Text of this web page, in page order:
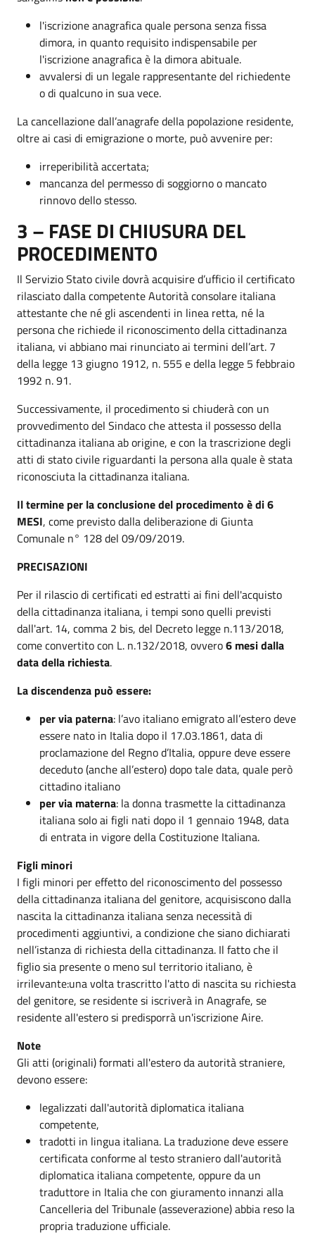
l'iscrizione anagrafica quale persona senza fissa
dimora, in quanto requisito indispensabile per
l'iscrizione anagrafica è la dimora abituale.
avvalersi di un legale rappresentante del richiedente
o di qualcuno in sua vece.
La cancellazione dall’anagrafe della popolazione residente,
oltre ai casi di emigrazione o morte, può avvenire per:
irreperibilità accertata;
mancanza del permesso di soggiorno o mancato
rinnovo dello stesso.
3 – FASE DI CHIUSURA DEL
PROCEDIMENTO
Il Servizio Stato civile dovrà acquisire d’ufficio il certificato
rilasciato dalla competente Autorità consolare italiana
attestante che né gli ascendenti in linea retta, né la
persona che richiede il riconoscimento della cittadinanza
italiana, vi abbiano mai rinunciato ai termini dell’art. 7
della legge 13 giugno 1912, n. 555 e della legge 5 febbraio
1992 n. 91.
Successivamente, il procedimento si chiuderà con un
provvedimento del Sindaco che attesta il possesso della
cittadinanza italiana ab origine, e con la trascrizione degli
atti di stato civile riguardanti la persona alla quale è stata
riconosciuta la cittadinanza italiana.
Il termine per la conclusione del procedimento è di 6
MESI, come previsto dalla deliberazione di Giunta
Comunale n° 128 del 09/09/2019.
PRECISAZIONI
Per il rilascio di certificati ed estratti ai fini dell'acquisto
della cittadinanza italiana, i tempi sono quelli previsti
dall'art. 14, comma 2 bis, del Decreto legge n.113/2018,
come convertito con L. n.132/2018, ovvero6 mesi dalla
data della richiesta.
La discendenza può essere:
per via paterna: l’avo italiano emigrato all’estero deve
essere nato in Italia dopo il 17.03.1861, data di
proclamazione del Regno d’Italia, oppure deve essere
deceduto (anche all’estero) dopo tale data, quale però
cittadino italiano
per via materna: la donna trasmette la cittadinanza
italiana solo ai figli nati dopo il 1 gennaio 1948, data
di entrata in vigore della Costituzione Italiana.
Figli minori
I figli minori per effetto del riconoscimento del possesso
della cittadinanza italiana del genitore, acquisiscono dalla
nascita la cittadinanza italiana senza necessità di
procedimenti aggiuntivi, a condizione che siano dichiarati
nell’istanza di richiesta della cittadinanza. Il fatto che il
figlio sia presente o meno sul territorio italiano, è
irrilevante:una volta trascritto l'atto di nascita su richiesta
del genitore, se residente si iscriverà in Anagrafe, se
residente all'estero si predisporrà un'iscrizione Aire.
Note
Gli atti (originali) formati all'estero da autorità straniere,
devono essere:
legalizzati dall'autorità diplomatica italiana
competente,
tradotti in lingua italiana. La traduzione deve essere
certificata conforme al testo straniero dall'autorità
diplomatica italiana competente, oppure da un
traduttore in Italia che con giuramento innanzi alla
Cancelleria del Tribunale (asseverazione) abbia reso la
propria traduzione ufficiale.